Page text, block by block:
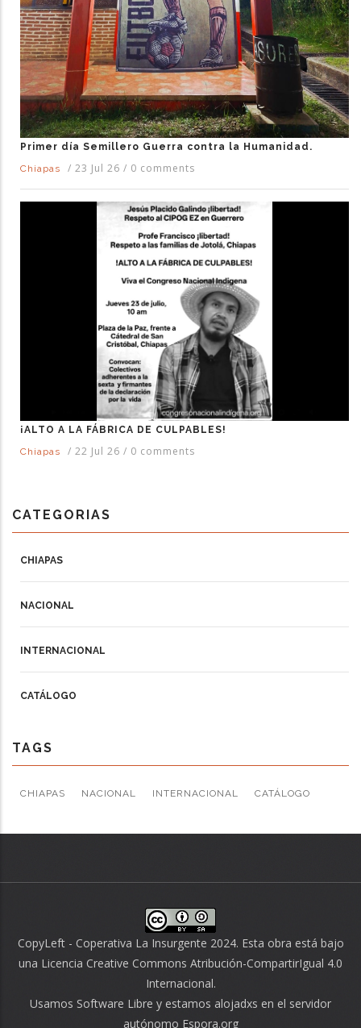
Primer día Semillero Guerra contra la Humanidad.
Chiapas
/ 23 Jul 26 / 0 comments
¡ALTO A LA FÁBRICA DE CULPABLES!
Chiapas
/ 22 Jul 26 / 0 comments
CATEGORIAS
CHIAPAS
NACIONAL
INTERNACIONAL
CATÁLOGO
TAGS
CHIAPAS NACIONAL INTERNACIONAL CATÁLOGO
CopyLeft - Coperativa La Insurgente 2024. Esta obra está bajo
una Licencia Creative Commons Atribución-CompartirIgual 4.0
Internacional.
Usamos Software Libre y estamos alojadxs en el servidor
autónomo Espora.org